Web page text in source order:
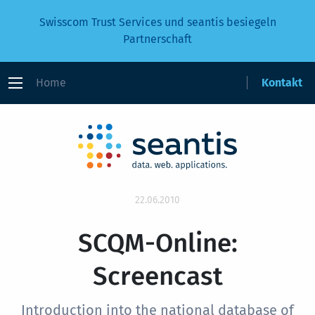
Swisscom Trust Services und seantis besiegeln
Partnerschaft
Home Kontakt
22.06.2010
SCQM-Online:
Screencast
Introduction into the national database of